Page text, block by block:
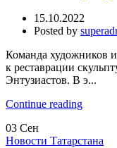
15.10.2022
Posted by
Команда художников
к реставрации
Энтузиастов. В э...
Continue reading
03 Сен
Новости Татарстана